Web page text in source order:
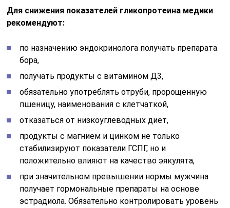
Для снижения показателей гликопротеина медики
рекомендуют:
по назначению эндокринолога получать препарата
бора,
получать продукты с витамином Д3,
обязательно употреблять отруби, пророщенную
пшеницу, наименования с клетчаткой,
отказаться от низкоуглеводных диет,
продукты с магнием и цинком не только
стабилизируют показатели ГСПГ, но и
положительно влияют на качество эякулята,
при значительном превышении нормы мужчина
получает гормональные препараты на основе
эстрадиола. Обязательно контролировать уровень